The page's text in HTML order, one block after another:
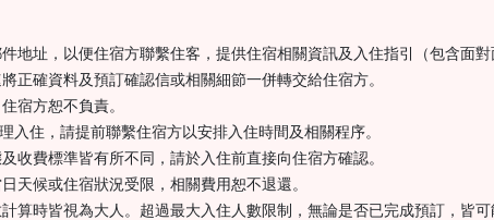
地址，以便住宿方聯繫住客，提供住宿相關資訊及入住指引（包含面對
正確資料及預訂確認信或相關細節一併轉交給住宿方。
宿方恕不負責。
住，請提前聯繫住宿方以安排入住時間及相關程序。
收費標準皆有所不同，請於入住前直接向住宿方確認。
天候或住宿狀況受限，相關費用恕不退還。
算時皆視為大人。超過最大入住人數限制，無論是否已完成預訂，皆可